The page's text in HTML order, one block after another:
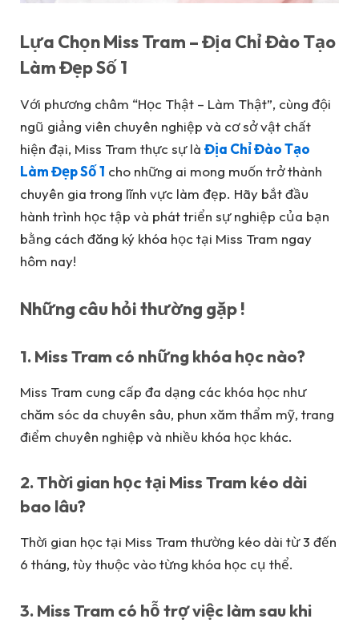
Lựa Chọn Miss Tram – Địa Chỉ Đào Tạo
Làm Đẹp Số 1
Với phương châm “Học Thật – Làm Thật”, cùng đội
ngũ giảng viên chuyên nghiệp và cơ sở vật chất
hiện đại, Miss Tram thực sự là Địa Chỉ Đào Tạo
Làm Đẹp Số 1 cho những ai mong muốn trở thành
chuyên gia trong lĩnh vực làm đẹp. Hãy bắt đầu
hành trình học tập và phát triển sự nghiệp của bạn
bằng cách đăng ký khóa học tại Miss Tram ngay
hôm nay!
Những câu hỏi thường gặp !
1. Miss Tram có những khóa học nào?
Miss Tram cung cấp đa dạng các khóa học như
chăm sóc da chuyên sâu, phun xăm thẩm mỹ, trang
điểm chuyên nghiệp và nhiều khóa học khác.
2. Thời gian học tại Miss Tram kéo dài
bao lâu?
Thời gian học tại Miss Tram thường kéo dài từ 3 đến
6 tháng, tùy thuộc vào từng khóa học cụ thể.
3. Miss Tram có hỗ trợ việc làm sau khi